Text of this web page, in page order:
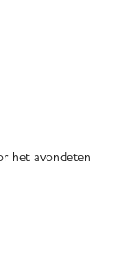
het avondeten